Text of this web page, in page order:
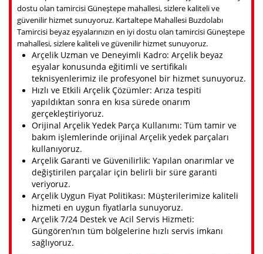
dostu olan tamircisi Güneştepe mahallesi, sizlere kaliteli ve
güvenilir hizmet sunuyoruz. Kartaltepe Mahallesi Buzdolabı
Tamircisi beyaz eşyalarınızın en iyi dostu olan tamircisi Güneştepe
mahallesi, sizlere kaliteli ve güvenilir hizmet sunuyoruz.
Arçelik Uzman ve Deneyimli Kadro: Arçelik beyaz
eşyalar konusunda eğitimli ve sertifikalı
teknisyenlerimiz ile profesyonel bir hizmet sunuyoruz.
Hızlı ve Etkili Arçelik Çözümler: Arıza tespiti
yapıldıktan sonra en kısa sürede onarım
gerçekleştiriyoruz.
Orijinal Arçelik Yedek Parça Kullanımı: Tüm tamir ve
bakım işlemlerinde orijinal Arçelik yedek parçaları
kullanıyoruz.
Arçelik Garanti ve Güvenilirlik: Yapılan onarımlar ve
değiştirilen parçalar için belirli bir süre garanti
veriyoruz.
Arçelik Uygun Fiyat Politikası: Müşterilerimize kaliteli
hizmeti en uygun fiyatlarla sunuyoruz.
Arçelik 7/24 Destek ve Acil Servis Hizmeti:
Güngören’nın tüm bölgelerine hızlı servis imkanı
sağlıyoruz.